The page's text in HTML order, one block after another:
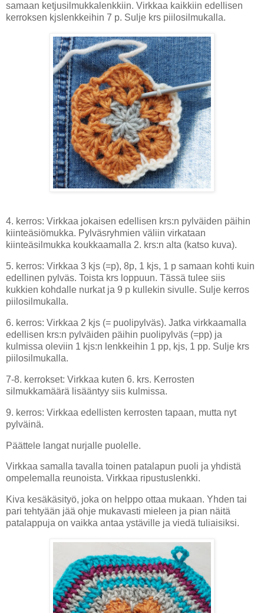
samaan ketjusilmukkalenkkiin. Virkkaa kaikkiin edellisen
kerroksen kjslenkkeihin 7 p. Sulje krs piilosilmukalla.
4. kerros: Virkkaa jokaisen edellisen krs:n pylväiden päihin
kiinteäsiömukka. Pylväsryhmien väliin virkataan
kiinteäsilmukka koukkaamalla 2. krs:n alta (katso kuva).
5. kerros: Virkkaa 3 kjs (=p), 8p, 1 kjs, 1 p samaan kohti kuin
edellinen pylväs. Toista krs loppuun. Tässä tulee siis
kukkien kohdalle nurkat ja 9 p kullekin sivulle. Sulje kerros
piilosilmukalla.
6. kerros: Virkkaa 2 kjs (= puolipylväs). Jatka virkkaamalla
edellisen krs:n pylväiden päihin puolipylväs (=pp) ja
kulmissa oleviin 1 kjs:n lenkkeihin 1 pp, kjs, 1 pp. Sulje krs
piilosilmukalla.
7-8. kerrokset: Virkkaa kuten 6. krs. Kerrosten
silmukkamäärä lisääntyy siis kulmissa.
9. kerros: Virkkaa edellisten kerrosten tapaan, mutta nyt
pylväinä.
Päättele langat nurjalle puolelle.
Virkkaa samalla tavalla toinen patalapun puoli ja yhdistä
ompelemalla reunoista. Virkkaa ripustuslenkki.
Kiva kesäkäsityö, joka on helppo ottaa mukaan. Yhden tai
pari tehtyään jää ohje mukavasti mieleen ja pian näitä
patalappuja on vaikka antaa ystäville ja viedä tuliaisiksi.